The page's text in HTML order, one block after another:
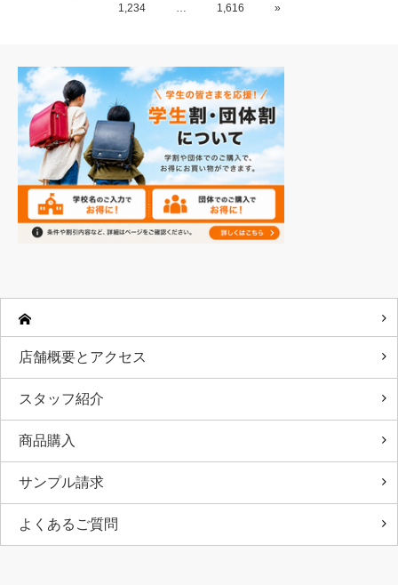
1,234 1,616 »
店舗概要とアクセス
スタッフ紹介
商品購入
サンプル請求
よくあるご質問